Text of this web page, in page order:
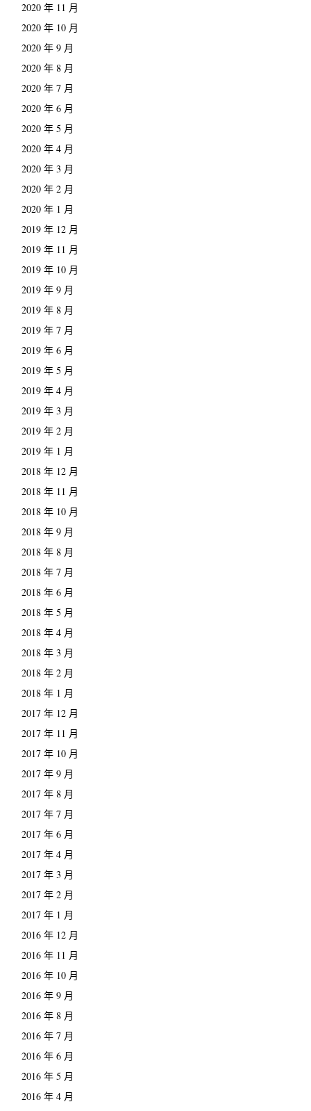
2020 年 11 月
2020 年 10 月
2020 年 9 月
2020 年 8 月
2020 年 7 月
2020 年 6 月
2020 年 5 月
2020 年 4 月
2020 年 3 月
2020 年 2 月
2020 年 1 月
2019 年 12 月
2019 年 11 月
2019 年 10 月
2019 年 9 月
2019 年 8 月
2019 年 7 月
2019 年 6 月
2019 年 5 月
2019 年 4 月
2019 年 3 月
2019 年 2 月
2019 年 1 月
2018 年 12 月
2018 年 11 月
2018 年 10 月
2018 年 9 月
2018 年 8 月
2018 年 7 月
2018 年 6 月
2018 年 5 月
2018 年 4 月
2018 年 3 月
2018 年 2 月
2018 年 1 月
2017 年 12 月
2017 年 11 月
2017 年 10 月
2017 年 9 月
2017 年 8 月
2017 年 7 月
2017 年 6 月
2017 年 4 月
2017 年 3 月
2017 年 2 月
2017 年 1 月
2016 年 12 月
2016 年 11 月
2016 年 10 月
2016 年 9 月
2016 年 8 月
2016 年 7 月
2016 年 6 月
2016 年 5 月
2016 年 4 月